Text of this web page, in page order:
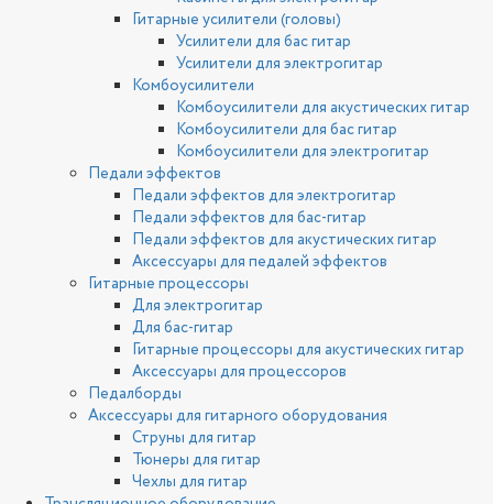
Гитарные усилители (головы)
Усилители для бас гитар
Усилители для электрогитар
Комбоусилители
Комбоусилители для акустических гитар
Комбоусилители для бас гитар
Комбоусилители для электрогитар
Педали эффектов
Педали эффектов для электрогитар
Педали эффектов для бас-гитар
Педали эффектов для акустических гитар
Аксессуары для педалей эффектов
Гитарные процессоры
Для электрогитар
Для бас-гитар
Гитарные процессоры для акустических гитар
Аксессуары для процессоров
Педалборды
Аксессуары для гитарного оборудования
Струны для гитар
Тюнеры для гитар
Чехлы для гитар